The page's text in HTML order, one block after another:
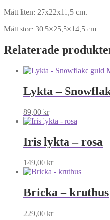
Mått liten: 27x22x11,5 cm.
Mått stor: 30,5×25,5×14,5 cm.
Relaterade
Lykta –
89,00 kr
Iris lykta – rosa
149,00 kr
Bricka – kruthus
229,00 kr